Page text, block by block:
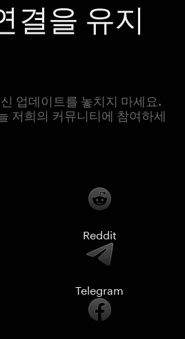
결을 유지
업데이트를 놓치지 마세요.
저희의 커뮤니티에 참여하세
Reddit
Telegram